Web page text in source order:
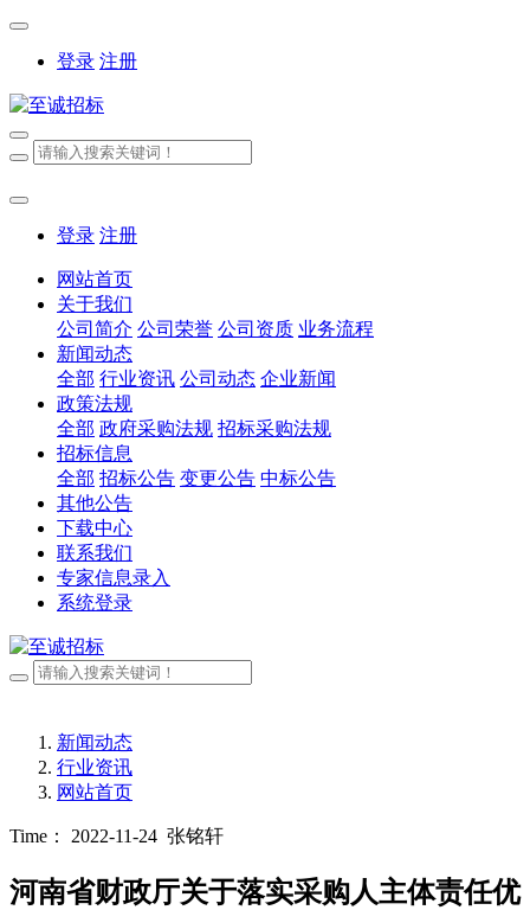
登录 注册
登录 注册
网站首页
关于我们
公司简介 公司荣誉 公司资质 业务流程
新闻动态
全部 行业资讯 公司动态 企业新闻
政策法规
全部 政府采购法规 招标采购法规
招标信息
全部 招标公告 变更公告 中标公告
其他公告
下载中心
联系我们
专家信息录入
系统登录
新闻动态
行业资讯
网站首页
Time： 2022-11-24 张铭轩
河南省财政厅关于落实采购人主体责任优